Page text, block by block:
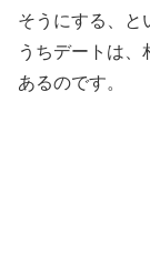
そうにする、と
うちデートは、
あるのです。